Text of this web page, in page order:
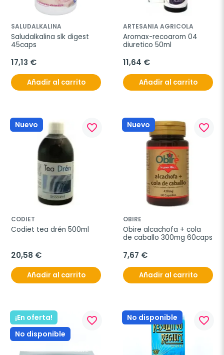
SALUDALKALINA
Saludalkalina slk digest
45caps
17,13 €
Añadir al carrito
ARTESANIA AGRICOLA
Aromax-recoarom 04
diuretico 50ml
11,64 €
Añadir al carrito
Nuevo favorite_border
CODIET
Codiet tea drén 500ml
20,58 €
Añadir al carrito
Nuevo favorite_border
OBIRE
Obire alcachofa + cola
de caballo 300mg 60caps
7,67 €
Añadir al carrito
¡En oferta!
No disponible
favorite_border No disponible favorite_border